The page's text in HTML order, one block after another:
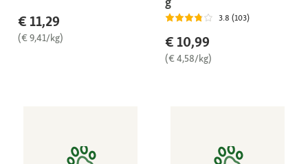
€ 11,29
(€ 9,41/kg)
3.8 (103)
€ 10,99
(€ 4,58/kg)